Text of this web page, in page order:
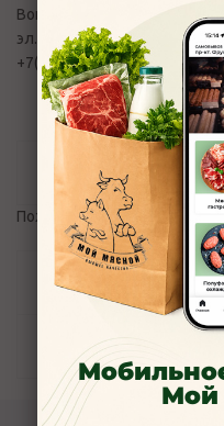
Вопросы и претензии по
эл.адресу:
+7(4852) 700-110
Отзывы
Пожалуйста, авторизуйтесь
Задать вопрос
Наличие
Мой